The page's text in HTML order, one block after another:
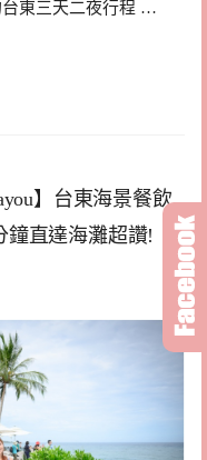
台東三天二夜行程 …
】台東海景餐飲
鐘直達海灘超讚!